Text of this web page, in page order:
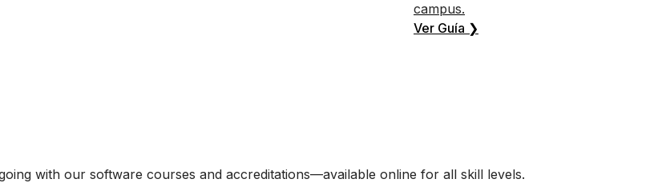
campus.
Ver Guía ❯
with our software courses and accreditations—available online for all skill levels.